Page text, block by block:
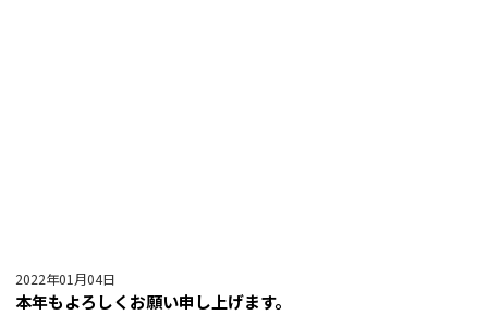
2022年01月04日
本年もよろしくお願い申し上げます。